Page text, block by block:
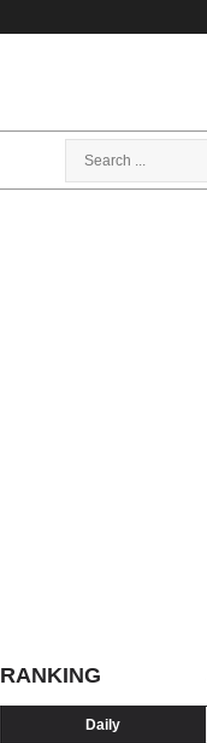
RANKING
Daily